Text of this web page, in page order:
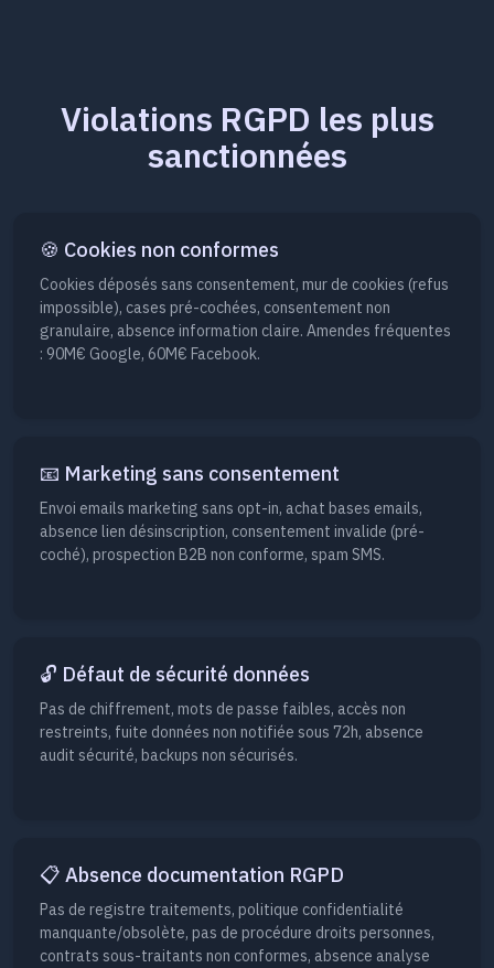
Violations RGPD les plus
sanctionnées
🍪 Cookies non conformes
Cookies déposés sans consentement, mur de cookies (refus
impossible), cases pré-cochées, consentement non
granulaire, absence information claire. Amendes fréquentes
: 90M€ Google, 60M€ Facebook.
📧 Marketing sans consentement
Envoi emails marketing sans opt-in, achat bases emails,
absence lien désinscription, consentement invalide (pré-
coché), prospection B2B non conforme, spam SMS.
🔓 Défaut de sécurité données
Pas de chiffrement, mots de passe faibles, accès non
restreints, fuite données non notifiée sous 72h, absence
audit sécurité, backups non sécurisés.
📋 Absence documentation RGPD
Pas de registre traitements, politique confidentialité
manquante/obsolète, pas de procédure droits personnes,
contrats sous-traitants non conformes, absence analyse